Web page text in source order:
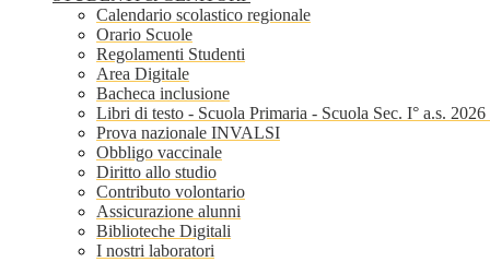
Calendario scolastico regionale
Orario Scuole
Regolamenti Studenti
Area Digitale
Bacheca inclusione
Libri di testo - Scuola Primaria - Scuola Sec. I° a.s. 2026
Prova nazionale INVALSI
Obbligo vaccinale
Diritto allo studio
Contributo volontario
Assicurazione alunni
Biblioteche Digitali
I nostri laboratori